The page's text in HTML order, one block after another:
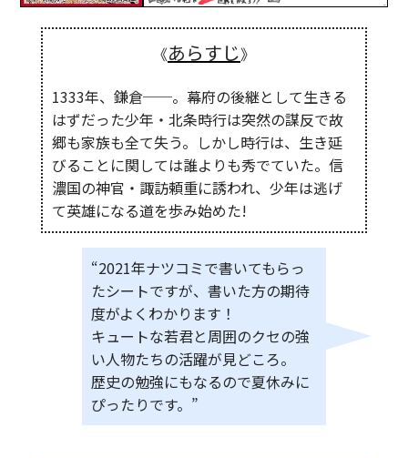
《あらすじ》
1333年、鎌倉──。幕府の後継として生きる
はずだった少年・北条時行は突然の謀反で故
郷も家族も全て失う。しかし時行は、生き延
びることに関しては誰よりも秀でていた。信
濃国の神官・諏訪頼重に誘われ、少年は逃げ
て英雄になる道を歩み始めた!
“2021年ナツコミで書いてもらっ
たシートですが、書いた方の期待
度がよくわかります！
キュートな若君と周囲のクセの強
い人物たちの活躍が見どころ。
歴史の勉強にもなるので夏休みに
ぴったりです。”